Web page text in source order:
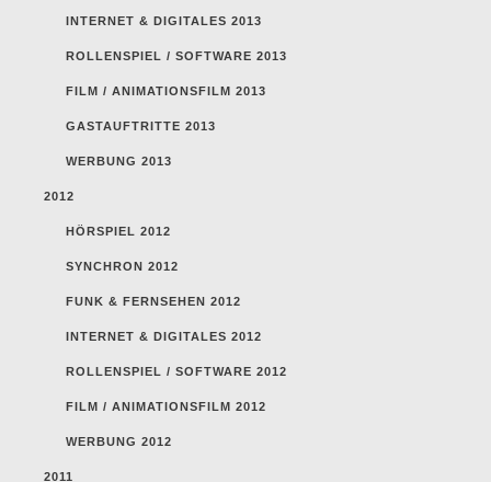
INTERNET & DIGITALES 2013
ROLLENSPIEL / SOFTWARE 2013
FILM / ANIMATIONSFILM 2013
GASTAUFTRITTE 2013
WERBUNG 2013
2012
HÖRSPIEL 2012
SYNCHRON 2012
FUNK & FERNSEHEN 2012
INTERNET & DIGITALES 2012
ROLLENSPIEL / SOFTWARE 2012
FILM / ANIMATIONSFILM 2012
WERBUNG 2012
2011